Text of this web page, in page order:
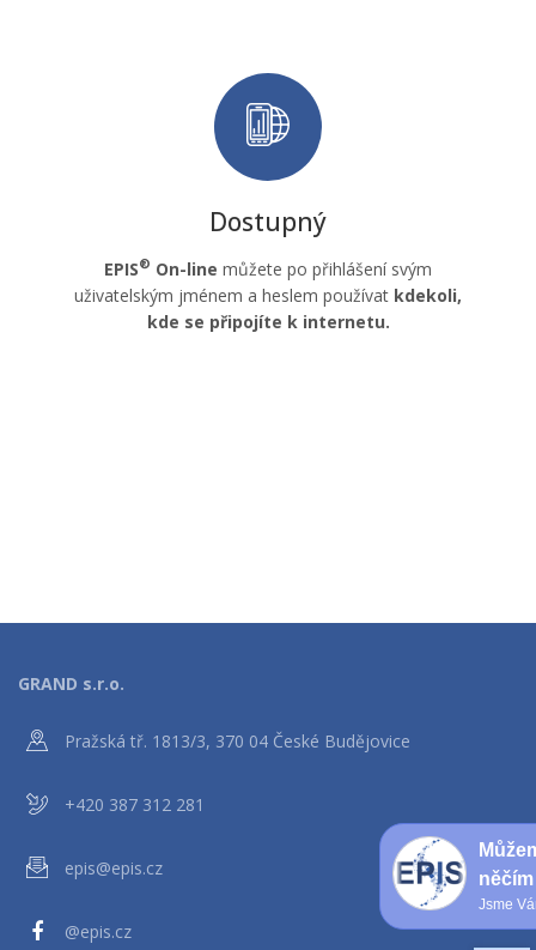
Jsme
Dostupný
EPIS® On-line můžete po přihlášení svým
uživatelským jménem a heslem používat kdekoli,
kde se připojíte k internetu.
GRAND s.r.o.
Pražská tř. 1813/3, 370 04 České Budějovice
+420 387 312 281
epis@epis.cz
@epis.cz